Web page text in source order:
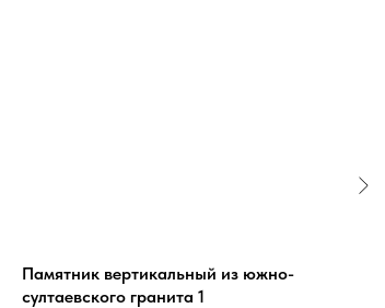
Памятник вертикальный из южно-
султаевского гранита 1